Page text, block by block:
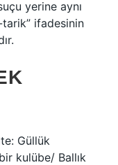
yerine aynı
tarik” ifadesinin
kulübe/ Ballık